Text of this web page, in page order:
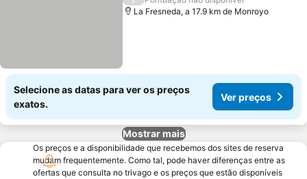
La Fresneda, a 17.9 km de Monroyo
Selecione as datas para ver os preços
exatos.
Ver preços
Mostrar mais
Os preços e a disponibilidade que recebemos dos sites de reserva
mudam frequentemente. Como tal, pode haver diferenças entre as
ofertas que consulta no trivago e os preços que estão disponíveis